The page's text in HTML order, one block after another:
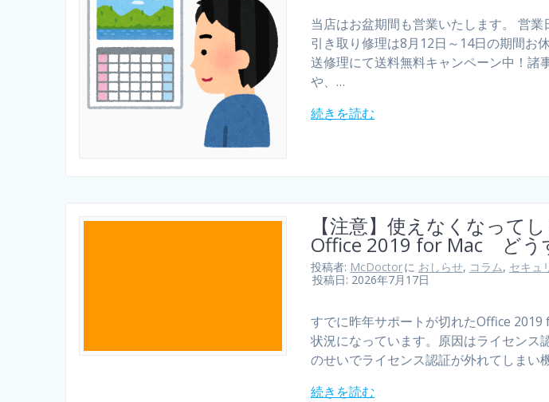
当店はお盆期間も営業いたします。 営
引き取り修理は8月12日～14日の期間
送修理にて送料無料キャンペーン中！諸
や、…
続きを読む
【注意】使えなくなっ
Office 2019 for Mac どう
投稿者: McDoctorに おしらせ, コラム, セキュ
投稿日: 2026年7月17日
すでに昨年サポートが切れたOffice
状況になっています。原因はライセンス
のせいでライセンス認証が外れてしまい
続きを読む